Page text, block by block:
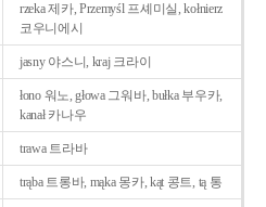
rzeka 제카, Przemyśl 프셰미실, kołnierz
코우니에시
jasny 야스니, kraj 크라이
łono 워노, głowa 그워바, bułka 부우카,
kanał 카나우
trawa 트라바
trąba 트롱바, mąka 몽카, kąt 콩트, tą 통